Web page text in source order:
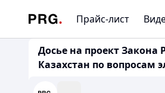
Прайс-лист
Досье на проект
Казахстан по вопросам